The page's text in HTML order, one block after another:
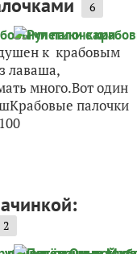
6
к крабовым
лаваша,
много.Вот один
палочки
2